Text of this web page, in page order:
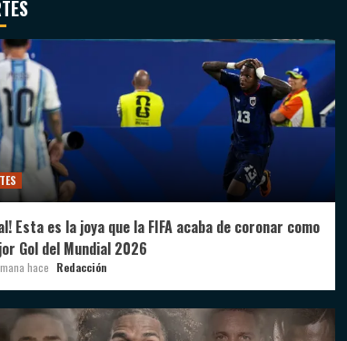
Esta es la joya que la FIFA acaba de coronar como
Gol del Mundial 2026
hace Redacción